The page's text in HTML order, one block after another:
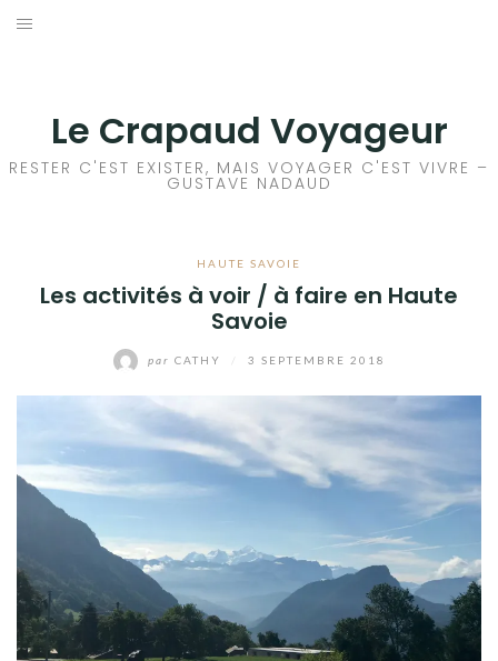
Aller
Le Crapaud Voyageur
RESTER C'EST EXISTER, MAIS VOYAGER C'EST VIVRE –
GUSTAVE NADAUD
HAUTE SAVOIE
Les activités à voir / à faire en Haute
Savoie
par CATHY 3 SEPTEMBRE 2018
EUROPE
AMÉRIQUE CENTRALE
AMÉRIQUE DU SUD
TOUR DU MONDE 2020-2021
CONTACT